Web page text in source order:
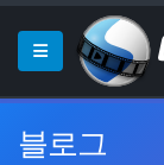
블로그